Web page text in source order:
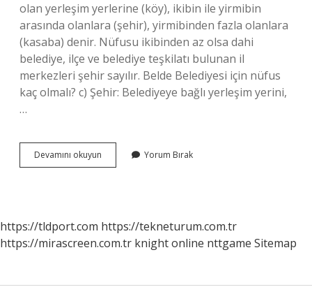
olan yerleşim yerlerine (köy), ikibin ile yirmibin
arasında olanlara (şehir), yirmibinden fazla olanlara
(kasaba) denir. Nüfusu ikibinden az olsa dahi
belediye, ilçe ve belediye teşkilatı bulunan il
merkezleri şehir sayılır. Belde Belediyesi için nüfus
kaç olmalı? c) Şehir: Belediyeye bağlı yerleşim yerini,
…
Devamını okuyun
5
Birimleri
Kim
Yorum Bırak
https://tldport.com https://tekneturum.com.tr
https://mirascreen.com.tr knight online nttgame Sitemap